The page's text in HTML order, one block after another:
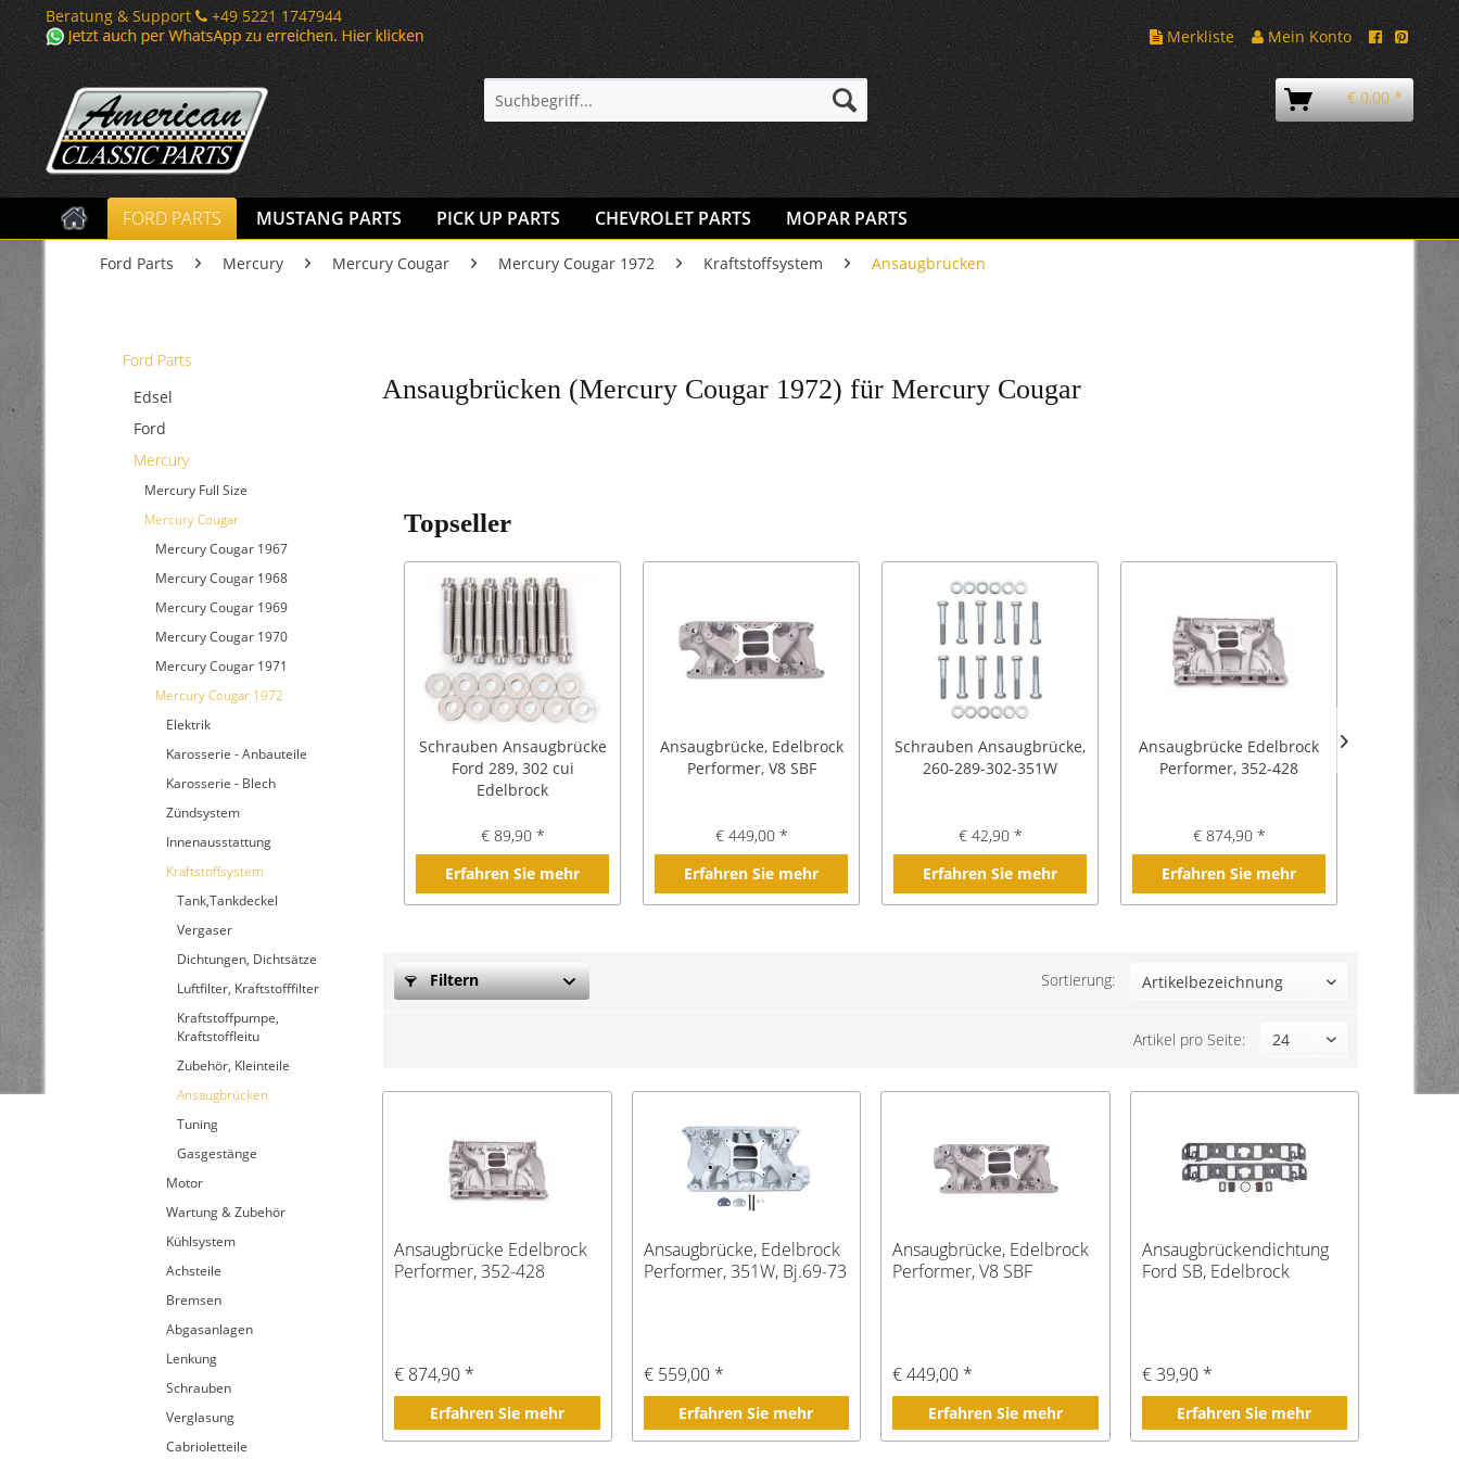
Beratung & Support
+49 5221 1747944
Merkliste
Mein Konto
€ 0,00 *
FORD PARTS MUSTANG PARTS PICK UP PARTS CHEVROLET PARTS MOPAR PARTS
Ford Parts Mercury Mercury Cougar Mercury Cougar 1972 Kraftstoffsystem Ansaugbrücken
Ford Parts
Edsel
Ford
Mercury
Mercury Full Size
Mercury Cougar
Mercury Cougar 1967
Mercury Cougar 1968
Mercury Cougar 1969
Mercury Cougar 1970
Mercury Cougar 1971
Mercury Cougar 1972
Elektrik
Karosserie - Anbauteile
Karosserie - Blech
Zündsystem
Innenausstattung
Kraftstoffsystem
Tank,Tankdeckel
Vergaser
Dichtungen, Dichtsätze
Luftfilter, Kraftstofffilter
Kraftstoffpumpe,
Kraftstoffleitu
Zubehör, Kleinteile
Ansaugbrücken
Tuning
Gasgestänge
Motor
Wartung & Zubehör
Kühlsystem
Achsteile
Bremsen
Abgasanlagen
Lenkung
Schrauben
Verglasung
Cabrioletteile
Ansaugbrücken (Mercury Cougar 1972) für Mercury Cougar
Topseller
Schrauben Ansaugbrücke
Ford 289, 302 cui
Edelbrock
€ 89,90 *
Erfahren Sie mehr
Ansaugbrücke, Edelbrock
Performer, V8 SBF
€ 449,00 *
Erfahren Sie mehr
Schrauben Ansaugbrücke,
260-289-302-351W
€ 42,90 *
Erfahren Sie mehr
Ansaugbrücke Edelbrock
Performer, 352-428
€ 874,90 *
Erfahren Sie mehr
Filtern Sortierung:
Artikel pro Seite:
Ansaugbrücke Edelbrock
Performer, 352-428
€ 874,90 *
Erfahren Sie mehr
Ansaugbrücke, Edelbrock
Performer, 351W, Bj.69-73
€ 559,00 *
Erfahren Sie mehr
Ansaugbrücke, Edelbrock
Performer, V8 SBF
€ 449,00 *
Erfahren Sie mehr
Ansaugbrückendichtung
Ford SB, Edelbrock
€ 39,90 *
Erfahren Sie mehr